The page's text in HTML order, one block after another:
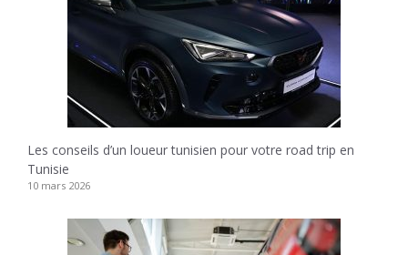
Les conseils d’un loueur tunisien pour votre road trip en
Tunisie
10 mars 2026